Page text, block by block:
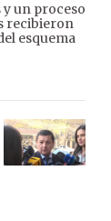
y un proceso
recibieron
esquema